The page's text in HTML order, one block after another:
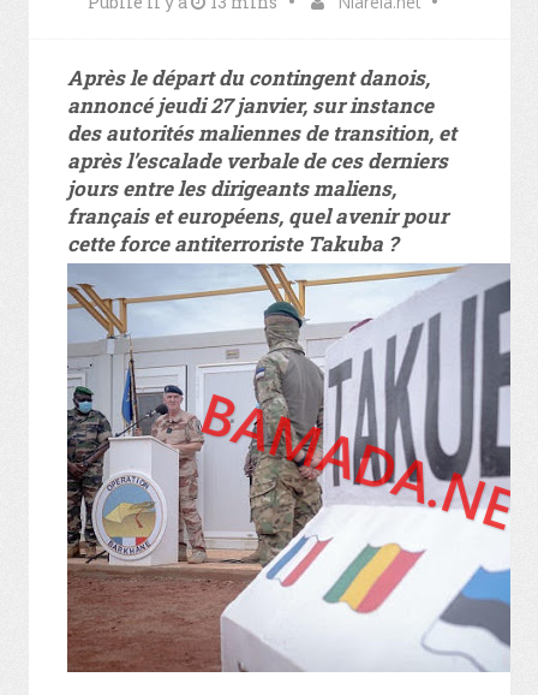
Après le départ du contingent danois,
annoncé jeudi 27 janvier, sur instance
des autorités maliennes de transition, et
après l’escalade verbale de ces derniers
jours entre les dirigeants maliens,
français et européens, quel avenir pour
cette force antiterroriste Takuba ?